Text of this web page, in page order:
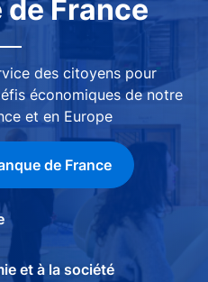
de France
des citoyens pour
économiques de notre
et en Europe
de France
et à la société